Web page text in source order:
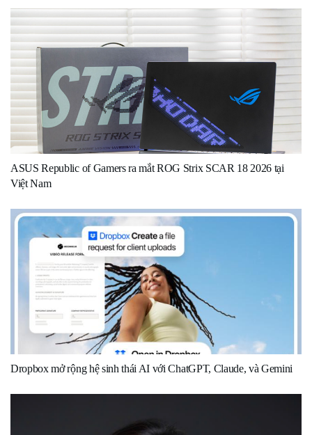
ASUS Republic of Gamers ra mắt ROG Strix SCAR 18 2026 tại
Việt Nam
Dropbox mở rộng hệ sinh thái AI với ChatGPT, Claude, và Gemini